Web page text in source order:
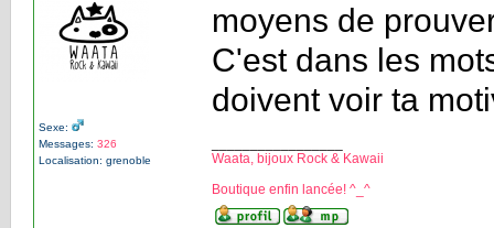
Sexe:
Messages: 326
Localisation: grenoble
moyens de
C'est dans les
doivent voir ta
Waata, bijoux Rock & Kawaii
Boutique enfin lancée! ^_^